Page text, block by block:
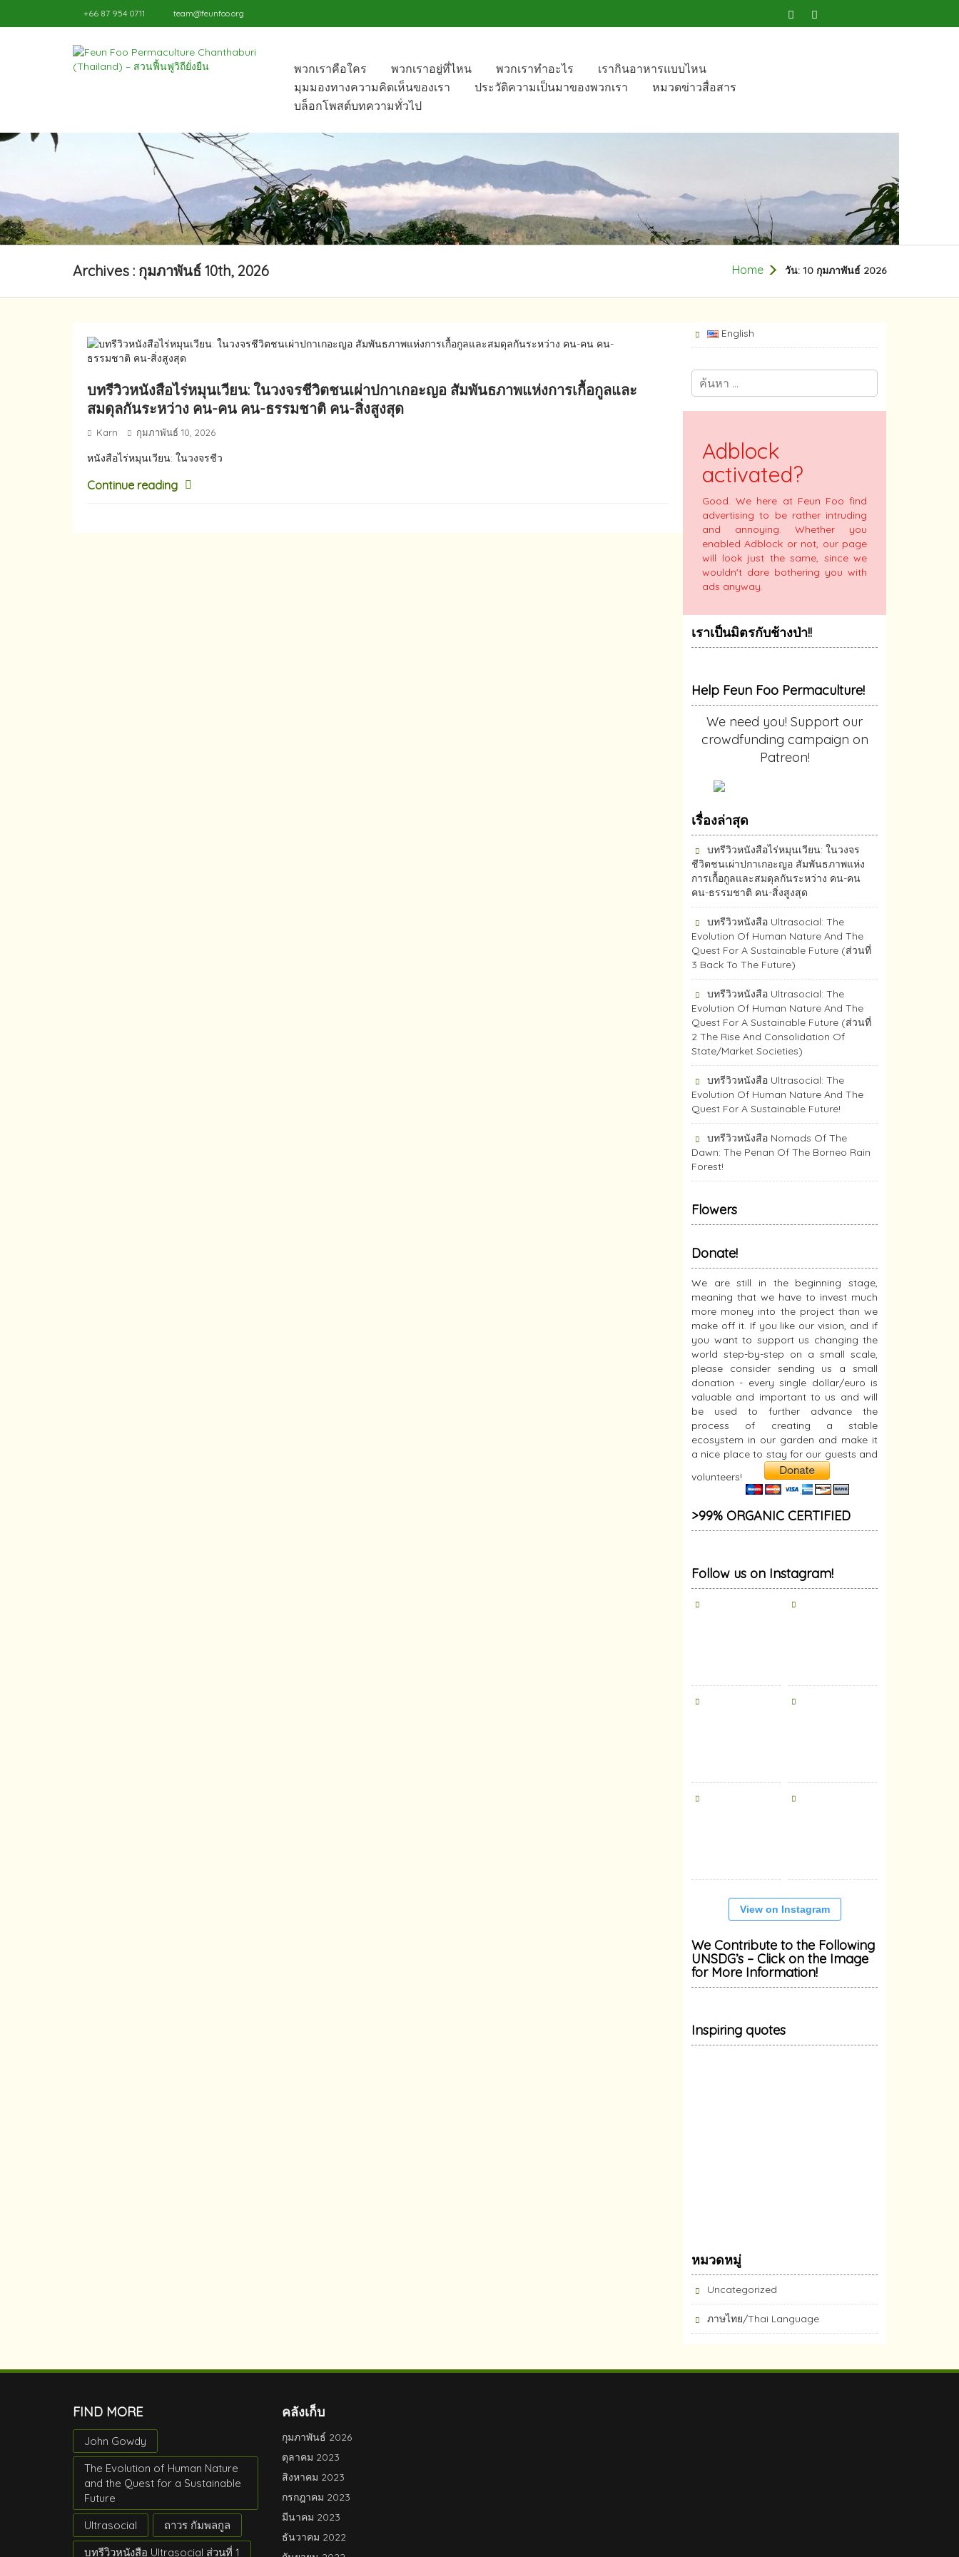
+66 87 954 0711 team@feunfoo.org
พวกเราคือใคร พวกเราอยู่ที่ไหน พวกเราทำอะไร
เรากินอาหารแบบไหน​
มุมมองทางความคิดเห็น​ของเรา
ประวัติความเป็นมาของพวกเรา
หมวดข่าวสื่อสาร
บล็อก​โพสต์​บทความทั่วไป​
Archives : กุมภาพันธ์ 10th, 2026 Home วัน: 10 กุมภาพันธ์ 2026
บทรีวิวหนังสือไร่หมุนเวียน: ในวงจรชีวิตชนเผ่าปกาเกอะญอ สัมพันธภาพแห่งการเกื้อกูลและ
สมดุลกันระหว่าง คน-คน คน-ธรรมชาติ คน-สิ่งสูงสุด
Karn กุมภาพันธ์ 10, 2026
หนังสือไร่หมุนเวียน: ในวงจรชีว
Continue reading
English
Adblock
activated?
Good. We here at Feun Foo find
advertising to be rather intruding
and annoying. Whether you
enabled Adblock or not, our page
will look just the same, since we
wouldn't dare bothering you with
ads anyway.
เราเป็นมิตรกับช้างป่า!!
Help Feun Foo Permaculture!
We need you! Support our
crowdfunding campaign on
Patreon!
เรื่องล่าสุด
บทรีวิวหนังสือไร่หมุนเวียน: ในวงจร
ชีวิตชนเผ่าปกาเกอะญอ สัมพันธภาพแห่ง
การเกื้อกูลและสมดุลกันระหว่าง คน-คน
คน-ธรรมชาติ คน-สิ่งสูงสุด
บทรีวิวหนังสือ Ultrasocial: The
Evolution Of Human Nature And The
Quest For A Sustainable Future (ส่วนที่
3 Back To The Future)
บทรีวิวหนังสือ Ultrasocial: The
Evolution Of Human Nature And The
Quest For A Sustainable Future (ส่วนที่
2 The Rise And Consolidation Of
State/Market Societies)
บทรีวิวหนังสือ Ultrasocial: The
Evolution Of Human Nature And The
Quest For A Sustainable Future!
บทรีวิวหนังสือ Nomads Of The
Dawn: The Penan Of The Borneo Rain
Forest!
Flowers
Donate!
We are still in the beginning stage,
meaning that we have to invest much
more money into the project than we
make off it. If you like our vision, and if
you want to support us changing the
world step-by-step on a small scale,
please consider sending us a small
donation - every single dollar/euro is
valuable and important to us and will
be used to further advance the
process of creating a stable
ecosystem in our garden and make it
a nice place to stay for our guests and
volunteers!
>99% ORGANIC CERTIFIED
Follow us on Instagram!
View on Instagram
We Contribute to the Following
UNSDG’s – Click on the Image
for More Information!
Inspiring quotes
หมวดหมู่
Uncategorized
ภาษไทย/Thai Language
FIND MORE
John Gowdy
The Evolution of Human Nature
and the Quest for a Sustainable
Future
Ultrasocial
ถาวร กัมพลกูล
บทรีวิวหนังสือ Ultrasocial ส่วนที่ 1
คลังเก็บ
กุมภาพันธ์ 2026
ตุลาคม 2023
สิงหาคม 2023
กรกฎาคม 2023
มีนาคม 2023
ธันวาคม 2022